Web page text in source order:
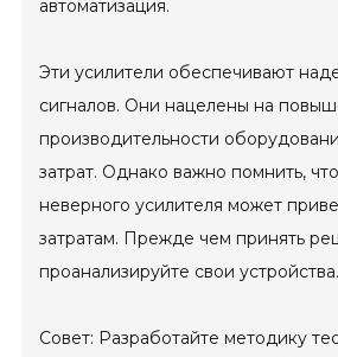
автоматизация.
Эти усилители обеспечивают
сигналов. Они нацелены на
производительности
затрат. Однако важно помнить,
неверного усилителя может
затратам. Прежде чем принять
проанализируйте свои устройства.
Совет: Разработайте методику